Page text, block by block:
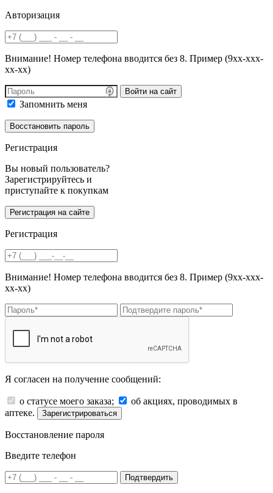
Авторизация
Внимание! Номер телефона вводится без 8. Пример (9хх-ххх-
хх-хх)
Войти на сайт
Запомнить меня
Регистрация
Вы новый пользователь?
Зарегистрируйтесь и
приступайте к покупкам
Регистрация
Внимание! Номер телефона вводится без 8. Пример (9хх-ххх-
хх-хх)
Я согласен на получение сообщений:
о статусе моего заказа;
об акциях, проводимых в
аптеке.
Зарегистрироваться
Восстановление пароля
Введите телефон
Подтвердить